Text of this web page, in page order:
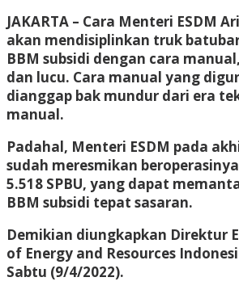
JAKARTA – Cara Menteri ESDM
akan mendisiplinkan truk
BBM subsidi dengan cara
dan lucu. Cara manual yang
dianggap bak mundur dari era
manual.
Padahal, Menteri ESDM pada
sudah meresmikan
5.518 SPBU, yang dapat
BBM subsidi tepat sasaran.
Demikian diungkapkan Direktur
of Energy and Resources
Sabtu (9/4/2022).